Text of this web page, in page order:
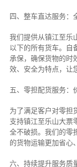
四、整车直达服务：
我们提供从镇江至乐
以下的所有货车。自
承保，确保货物的时
效、安全为特点，让
五、零担配货服务：
为了满足客户对零担
支持镇江至乐山大票
全不破损。我们的零
的货物运输更加省心
六、持续提升服务质